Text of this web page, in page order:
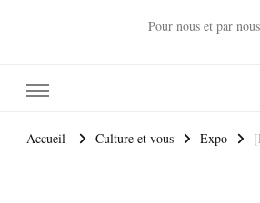
Pour nous et par nous
Accueil Culture et vous Expo